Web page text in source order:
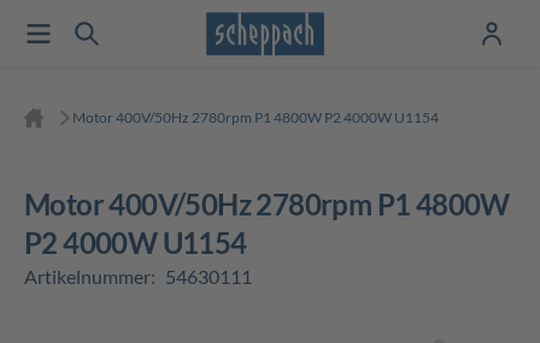
Motor 400V/50Hz 2780rpm P1 4800W P2 4000W U1154
Motor 400V/50Hz 2780rpm P1 4800W
P2 4000W U1154
Artikelnummer: 54630111